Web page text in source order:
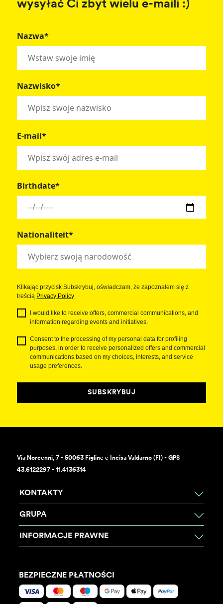
wysyłać Ci zbyt wielu e-maili :)
Nazwa*
Nazwisko*
E-mail*
Birthdate*
Nationaliteit*
Klikając przycisk Subskrybuj, oświadczam, że zapoznałem się z
treścią Privacy Policy
I would like to receive offers, commercial communications, and
information regarding events and initiatives.
Consent to the processing of my personal data for profiling
purposes, in order to receive personalized offers and commercial
communications based on my choices, interests, and service
usage preferences.
SUBSKRYBUJ
Via Norcenni, 7 - 50063 Figline e Incisa Valdarno (FI) - GPS
43.6122297 - 11.4136314
KONTAKTY
GRUPA
INFORMACJE PRAWNE
BEZPIECZNE PŁATNOŚCI